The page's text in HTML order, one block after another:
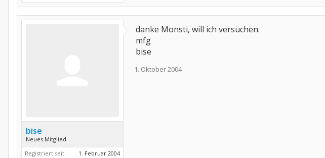
bise
Neues Mitglied
Registriert seit:
1. Februar 2004
danke Monsti, will ich versuchen.
mfg
bise
1. Oktober 2004